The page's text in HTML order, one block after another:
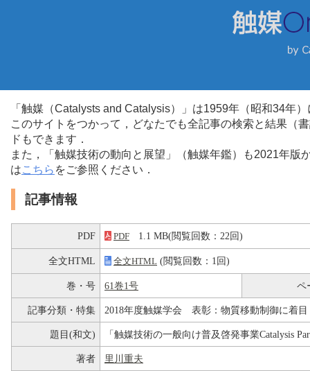
「触媒（Catalysts and Catalysis）」は1959年（昭和34年
このサイトをつかって，どなたでも全記事の検索と結果（
ドもできます．
また，「触媒技術の動向と展望」（触媒年鑑）も2021年
はこちら をご参照ください．
記事情報
PDF PDF 1.1 MB(閲覧回数：22回)
全文HTML 全文HTML (閲覧回数：1回)
巻・号 61巻1号 ペ
記事分類・特集 2018年度触媒学会 表彰：物質移動制御に着
題目(和文) 「触媒技術の一般向け普及啓発事業Catalysis
著者 里川重夫